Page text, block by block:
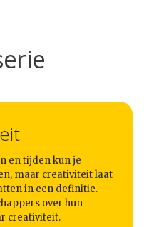
en tijden kun je
maar creativiteit laat
in een definitie.
over hun
creativiteit.